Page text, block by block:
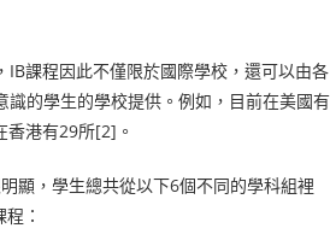
IB課程因此不僅限於國際學校，還可以由各
識的學生的學校提供。例如，目前在美國有
港有29所[2]。
顯，學生總共從以下6個不同的學科組裡
：